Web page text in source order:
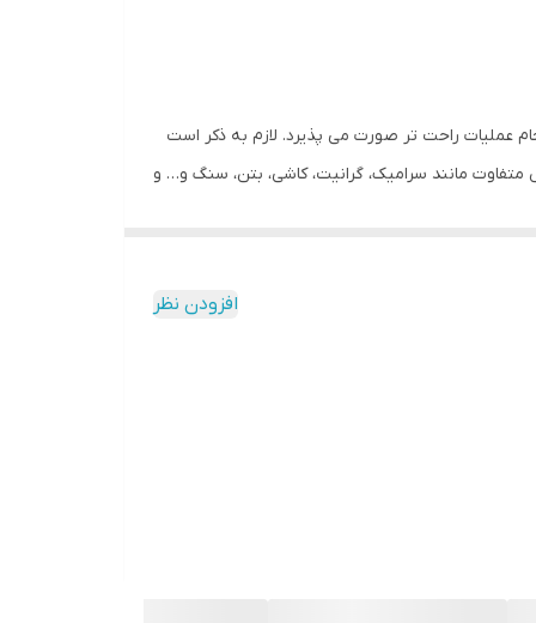
عملیات راحت تر صورت می پذیرد. لازم به ذکر است
مانند سرامیک، گرانیت، کاشی، بتن، سنگ و… و
اندازه های متفاوتی هستند. بنابراین جهت متصل
افزودن نظر